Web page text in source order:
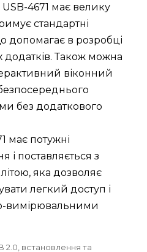
4671 має велику
стандартні
допомагає в розробці
Також можна
віконний
без додаткового
має потужні
і поставляється з
яка дозволяє
легкий доступ і
вимірювальними
2.0, встановлення та